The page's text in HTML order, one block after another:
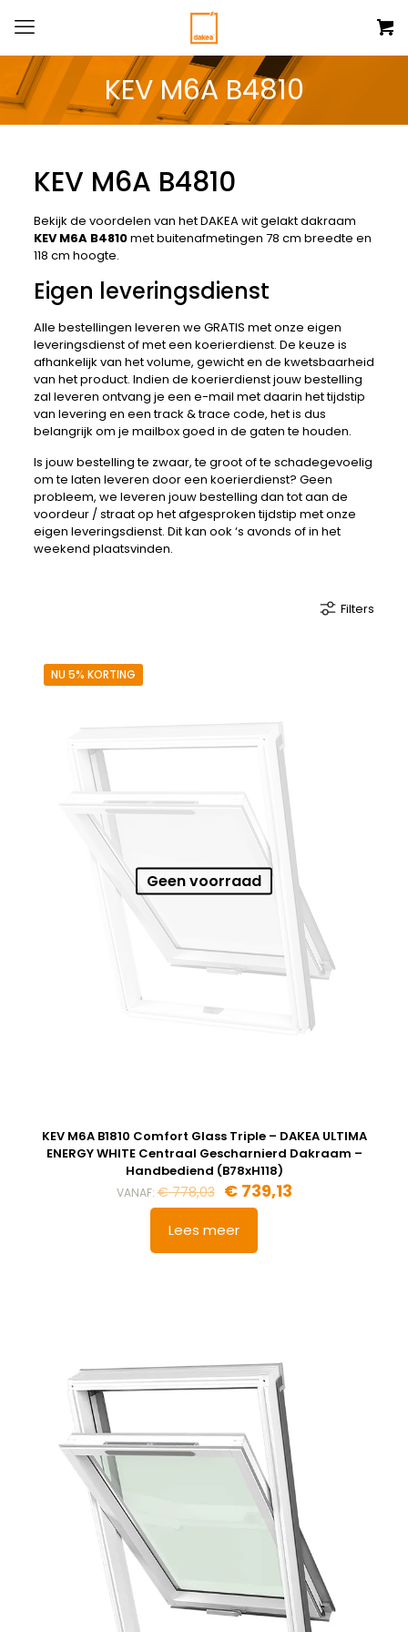
KEV M6A B4810
KEV M6A B4810
Bekijk de voordelen van het DAKEA wit gelakt dakraam
KEV M6A B4810met buitenafmetingen 78 cm breedte en
118 cm hoogte.
Eigen leveringsdienst
Alle bestellingen leveren we GRATIS met onze eigen
leveringsdienst of met een koerierdienst. De keuze is
afhankelijk van het volume, gewicht en de kwetsbaarheid
van het product. Indien de koerierdienst jouw bestelling
zal leveren ontvang je een e-mail met daarin het tijdstip
van levering en een track & trace code, het is dus
belangrijk om je mailbox goed in de gaten te houden.
Is jouw bestelling te zwaar, te groot of te schadegevoelig
om te laten leveren door een koerierdienst? Geen
probleem, we leveren jouw bestelling dan tot aan de
voordeur / straat op het afgesproken tijdstip met onze
eigen leveringsdienst. Dit kan ook ‘s avonds of in het
weekend plaatsvinden.
Filters
NU 5% KORTING
Geen voorraad
KEV M6A B1810 Comfort Glass Triple – DAKEA ULTIMA
ENERGY WHITE Centraal Gescharnierd Dakraam –
Handbediend (B78xH118)
VANAF:€778,03 Oorspronkelijke
prijs
was:
€ 778,03.
€739,13Huidige
Lees meer